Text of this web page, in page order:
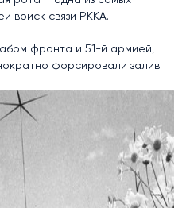
войск связи РККА.
фронта и 51-й армией,
форсировали залив.